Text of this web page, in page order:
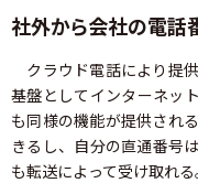
社外から会社の電話
クラウド電話により提
基盤としてインターネッ
も同様の機能が提供され
きるし、自分の直通番号
も転送によって受け取れる